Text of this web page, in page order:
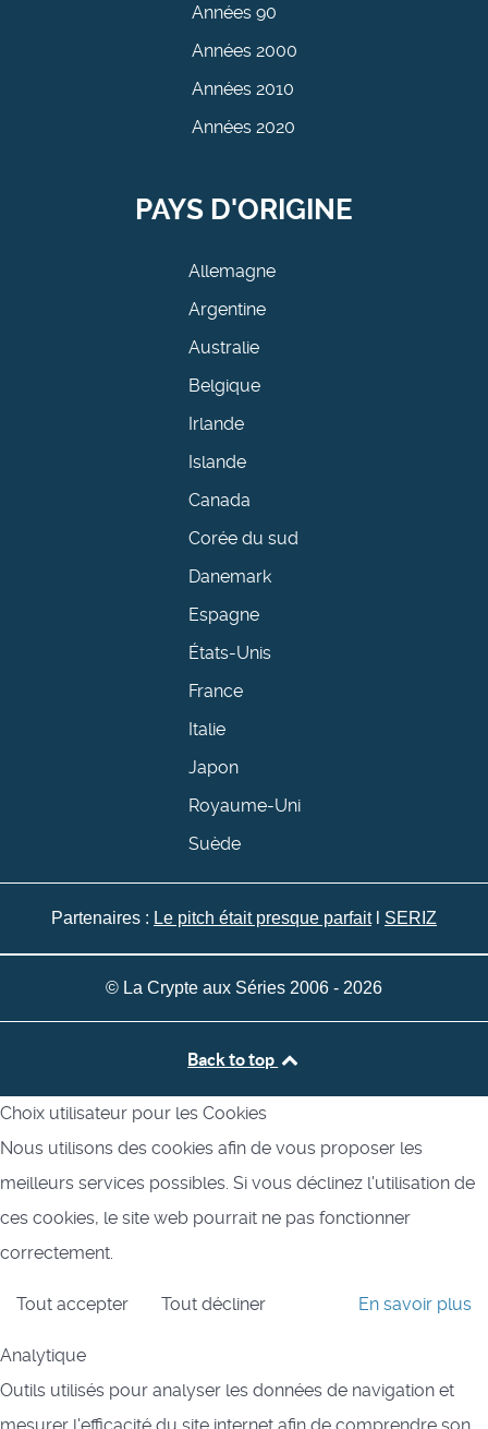
Années 90
Années 2000
Années 2010
Années 2020
PAYS D'ORIGINE
Allemagne
Argentine
Australie
Belgique
Irlande
Islande
Canada
Corée du sud
Danemark
Espagne
États-Unis
France
Italie
Japon
Royaume-Uni
Suède
Partenaires : Le pitch était presque parfaitl SERIZ
© La Crypte aux Séries 2006 - 2026
Back to top
Choix utilisateur pour les Cookies
Nous utilisons des cookies afin de vous proposer les
meilleurs services possibles. Si vous déclinez l'utilisation de
ces cookies, le site web pourrait ne pas fonctionner
correctement.
Tout accepter Tout décliner En savoir plus
Analytique
Outils utilisés pour analyser les données de navigation et